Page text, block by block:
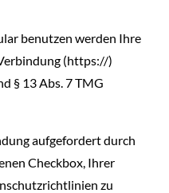
benutzen werden Ihre
(https://)
§ 13 Abs. 7 TMG
aufgefordert durch
Checkbox, Ihrer
zu